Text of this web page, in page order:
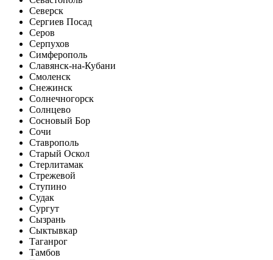
Северск
Сергиев Посад
Серов
Серпухов
Симферополь
Славянск-на-Кубани
Смоленск
Снежинск
Солнечногорск
Солнцево
Сосновый Бор
Сочи
Ставрополь
Старый Оскол
Стерлитамак
Стрежевой
Ступино
Судак
Сургут
Сызрань
Сыктывкар
Таганрог
Тамбов